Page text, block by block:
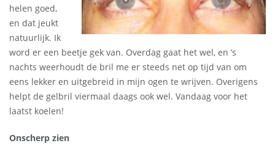
helen goed,
en dat jeukt
natuurlijk. Ik
word er een beetje gek van. Overdag gaat het wel, en ’s
nachts weerhoudt de bril me er steeds net op tijd van om
eens lekker en uitgebreid in mijn ogen te wrijven. Overigens
helpt de gelbril viermaal daags ook wel. Vandaag voor het
laatst koelen!
Onscherp zien